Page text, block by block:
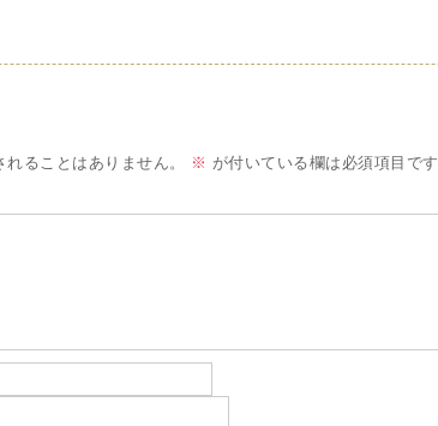
ることはありません。
※ が付いている欄は必須項目です